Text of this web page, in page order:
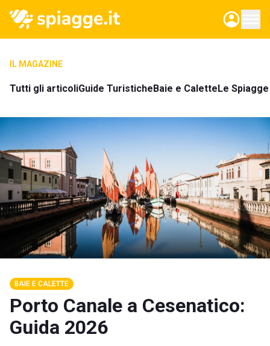
IL MAGAZINE
Tutti gli articoliGuide TuristicheBaie e CaletteLe
BAIE E CALETTE
Porto Canale a Cesenatico:
Guida 2026